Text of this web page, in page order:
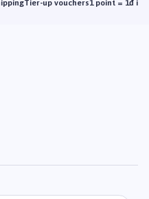
Tier-up vouchers1 point = 1đ